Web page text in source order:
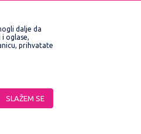
kompletne i bez grešaka. Svi artikli
pozivom Call Centra na 0800/220022,
dalje da
oglase,
prihvatate
SLAŽEM SE